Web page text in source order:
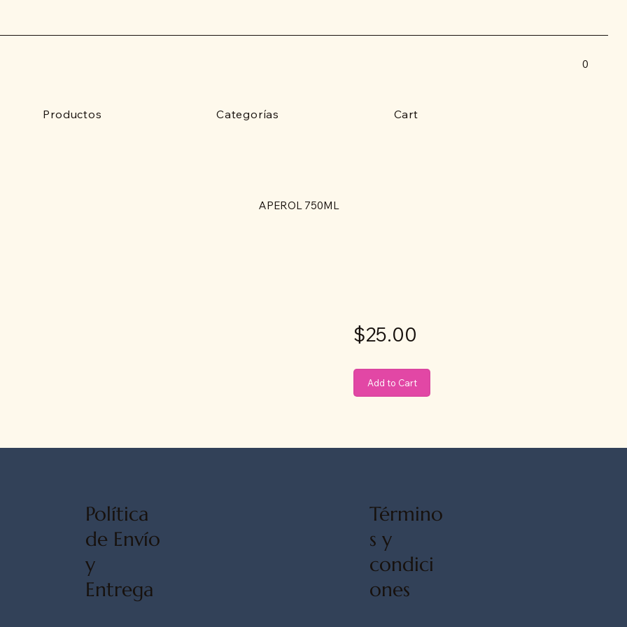
Productos Categorías Cart
0
Add to Cart
APEROL 750ML
$25.00
Término
s y
condici
ones
Política
de Envío
y
Entrega